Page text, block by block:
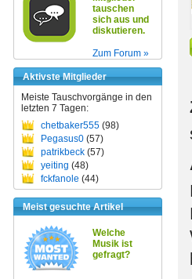
tauschen
sich aus und
diskutieren.
Zum Forum »
Aktivste Mitglieder
Meiste Tauschvorgänge in den
letzten 7 Tagen:
chetbaker555 (98)
Pegasus0 (57)
patrikbeck (57)
yeiting (48)
fckfanole (44)
Meist gesuchte Artikel
Welche
Musik ist
gefragt?